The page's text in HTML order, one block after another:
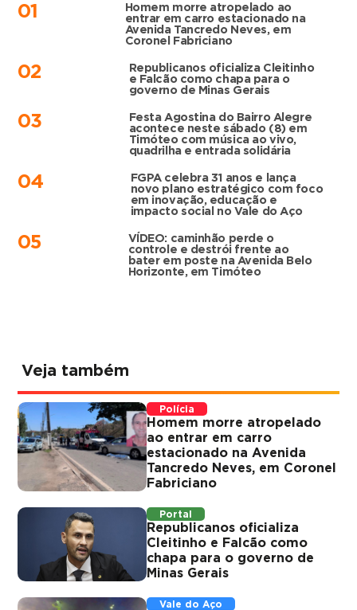
01
Homem morre atropelado ao
entrar em carro estacionado na
Avenida Tancredo Neves, em
Coronel Fabriciano
02
Republicanos oficializa Cleitinho
e Falcão como chapa para o
governo de Minas Gerais
03
Festa Agostina do Bairro Alegre
acontece neste sábado (8) em
Timóteo com música ao vivo,
quadrilha e entrada solidária
04
FGPA celebra 31 anos e lança
novo plano estratégico com foco
em inovação, educação e
impacto social no Vale do Aço
05
VÍDEO: caminhão perde o
controle e destrói frente ao
bater em poste na Avenida Belo
Horizonte, em Timóteo
Veja também
Polícia
Homem morre atropelado
ao entrar em carro
estacionado na Avenida
Tancredo Neves, em Coronel
Fabriciano
Portal
Republicanos oficializa
Cleitinho e Falcão como
chapa para o governo de
Minas Gerais
Vale do Aço